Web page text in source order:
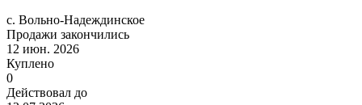
с. Вольно-Надеждинское
Продажи закончились
12 июн. 2026
Куплено
0
Действовал до